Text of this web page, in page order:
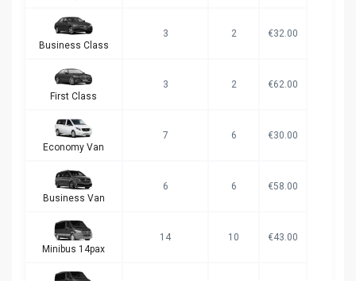
Business Class
3 2 €32.00
First Class
3 2 €62.00
Economy Van
7 6 €30.00
Business Van
6 6 €58.00
Minibus 14pax
14 10 €43.00